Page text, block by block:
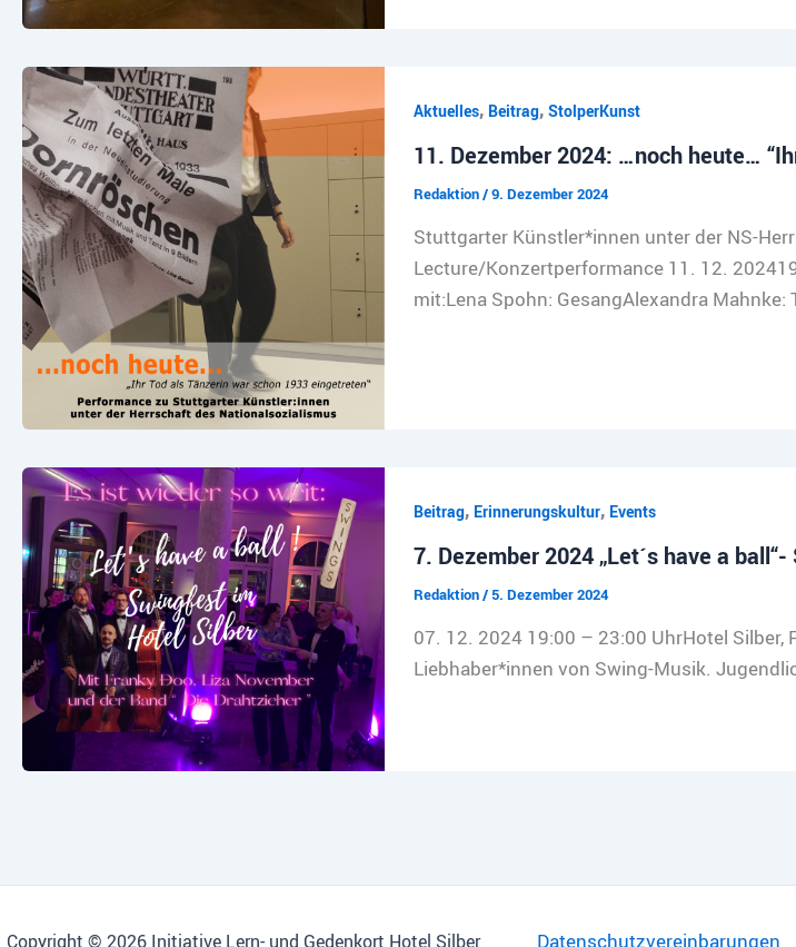
Aktuelles, Beitrag, StolperKunst
11. Dezember 2024: …noch heute…
Redaktion/9. Dezember 2024
Stuttgarter Künstler*innen unter der NS-
Lecture/Konzertperformance 11. 12.
mit:Lena Spohn: GesangAlexandra Mahnke:
Beitrag, Erinnerungskultur, Events
7. Dezember 2024 „Let´s have a
Redaktion/5. Dezember 2024
07. 12. 2024 19:00 – 23:00 UhrHotel Silber,
Liebhaber*innen von Swing-Musik.
Copyright © 2026 Initiative Lern- und Gedenkort Hotel Silber Datenschutzvereinbarungen